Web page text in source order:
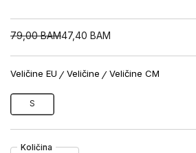
79,00 BAM47,40 BAM
Veličine EU Veličine Veličine CM
S
Količina